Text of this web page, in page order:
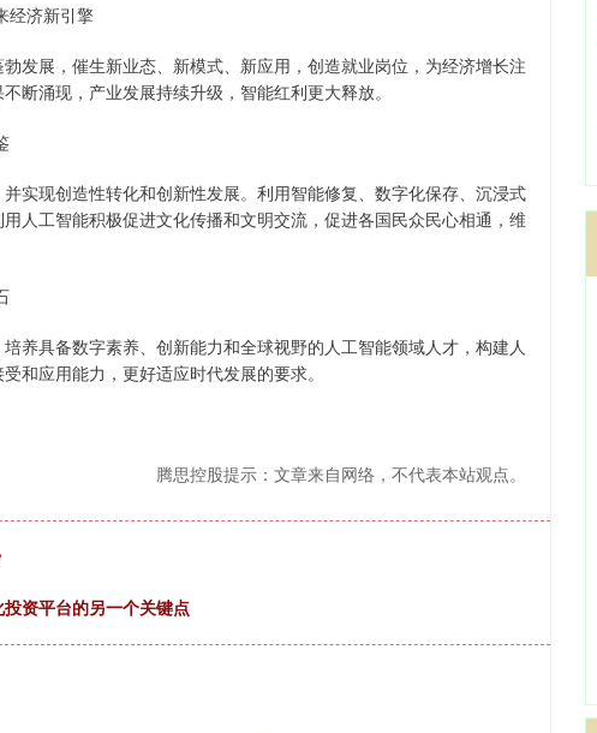
经济新引擎
展，催生新业态、新模式、新应用，创造就业岗位，为经济增长注
断涌现，产业发展持续升级，智能红利更大释放。
现创造性转化和创新性发展。利用智能修复、数字化保存、沉浸式
人工智能积极促进文化传播和文明交流，促进各国民众民心相通，维
具备数字素养、创新能力和全球视野的人工智能领域人才，构建人
和应用能力，更好适应时代发展的要求。
腾思控股提示：文章来自网络，不代表本站观点。
资平台的另一个关键点